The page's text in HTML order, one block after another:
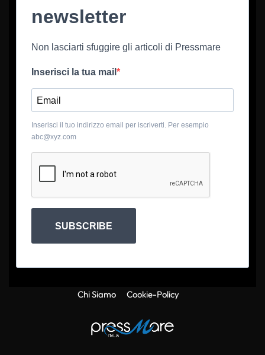
newsletter
Non lasciarti sfuggire gli articoli di Pressmare
Inserisci la tua mail
Inserisci il tuo indirizzo email per iscriverti. Per esempio
abc@xyz.com
SUBSCRIBE
Chi Siamo Cookie-Policy